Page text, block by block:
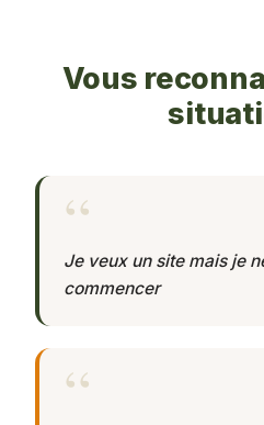
Vous
Je veux un site mais je
commencer